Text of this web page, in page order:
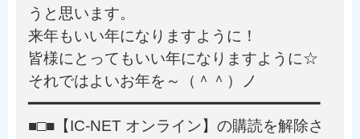
うと思います。
来年もいい年になりますように！
皆様にとってもいい年になりますように☆
それではよいお年を～（＾＾）ノ
━━━━━━━━━━━━━━━━━━━━━━━━━━━━━━━━━
■□■【IC-NET オンライン】の購読を解除さ